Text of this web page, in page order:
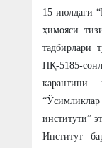
15 июлдаги
ҳимояси
тадбирлари
ПҚ-5185-
карантини
институти”
Институт